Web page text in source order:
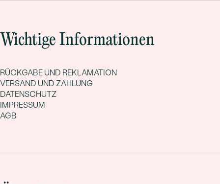
Wichtige Informationen
RÜCKGABE UND REKLAMATION
VERSAND UND ZAHLUNG
DATENSCHUTZ
IMPRESSUM
AGB